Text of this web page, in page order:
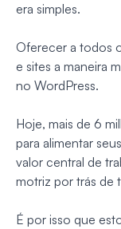
era simples.
Oferecer a todos
e sites a maneira
no WordPress.
Hoje, mais de 6
para alimentar
valor central de
motriz por trás de
É por isso que